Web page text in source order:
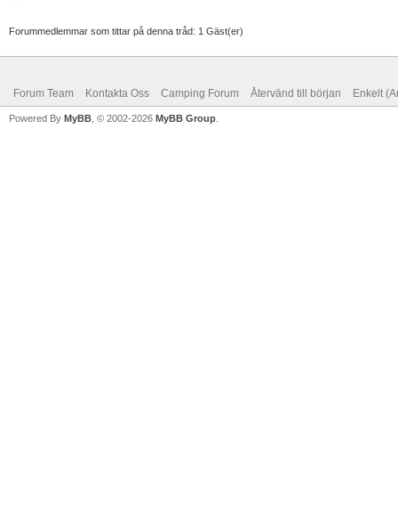
Forummedlemmar som tittar på denna tråd: 1 Gäst(er)
Forum Team Kontakta Oss Camping Forum Återvänd till början Enkelt
Powered By MyBB , © 2002-2026 MyBB Group